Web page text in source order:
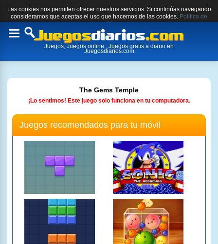
Las cookies nos permiten ofrecer nuestros servicios. Si continúas navegando
consideramos que aceptas el uso que hacemos de las cookies. Política de
cookies.
Toggle
Juegos, Juegos online , Juegos gratis a diario en
Juegosdiarios.com
The Gems Temple
¡Lo sentimos! Este juego solo funciona en tu computadora.
Juegos recomendados para tu móvil